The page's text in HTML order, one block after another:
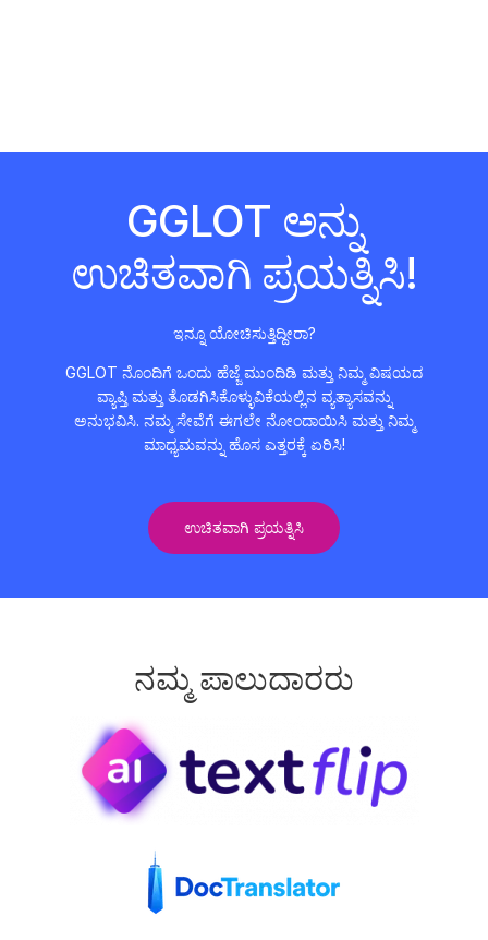
GGLOT ಅನ್ನು
ಉಚಿತವಾಗಿ ಪ್ರಯತ್ನಿಸಿ!
ಇನ್ನೂ ಯೋಚಿಸುತ್ತಿದ್ದೀರಾ?
GGLOT ನೊಂದಿಗೆ ಒಂದು ಹೆಜ್ಜೆ ಮುಂದಿಡಿ ಮತ್ತು ನಿಮ್ಮ ವಿಷಯದ
ವ್ಯಾಪ್ತಿ ಮತ್ತು ತೊಡಗಿಸಿಕೊಳ್ಳುವಿಕೆಯಲ್ಲಿನ ವ್ಯತ್ಯಾಸವನ್ನು
ಅನುಭವಿಸಿ. ನಮ್ಮ ಸೇವೆಗೆ ಈಗಲೇ ನೋಂದಾಯಿಸಿ ಮತ್ತು ನಿಮ್ಮ
ಮಾಧ್ಯಮವನ್ನು ಹೊಸ ಎತ್ತರಕ್ಕೆ ಏರಿಸಿ!
ಉಚಿತವಾಗಿ ಪ್ರಯತ್ನಿಸಿ
ನಮ್ಮ ಪಾಲುದಾರರು